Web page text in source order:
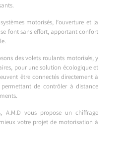
motorisés, l’ouverture et la
font sans effort, apportant confort
des volets roulants motorisés, y
pour une solution écologique et
être connectés directement à
de contrôler à distance
A.M.D vous propose un chiffrage
votre projet de motorisation à